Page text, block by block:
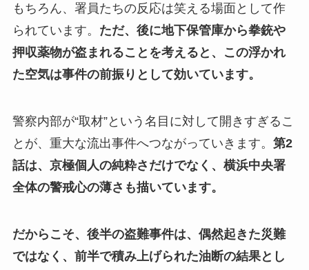
もちろん、署員たちの反応は笑える場面として作
られています。 ただ、後に地下保管庫から拳銃や
押収薬物が盗まれることを考えると、この浮かれ
た空気は事件の前振りとして効いています。
警察内部が“取材”という名目に対して開きすぎるこ
とが、重大な流出事件へつながっていきます。 第2
話は、京極個人の純粋さだけでなく、横浜中央署
全体の警戒心の薄さも描いています。
だからこそ、後半の盗難事件は、偶然起きた災難
ではなく、前半で積み上げられた油断の結果とし